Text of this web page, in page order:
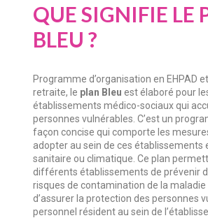
QUE SIGNIFIE LE
BLEU ?
Programme d’organisation en EHPAD
retraite, le plan Bleu est élaboré pour
établissements médico-sociaux qui
personnes vulnérables. C’est un
façon concise qui comporte les
adopter au sein de ces établissements
sanitaire ou climatique. Ce plan
différents établissements de prévenir
risques de contamination de la maladie
d’assurer la protection des personnes
personnel résident au sein de